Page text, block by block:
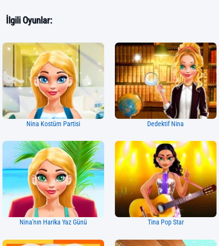
İlgili Oyunlar:
Nina Kostüm Partisi Dedektif Nina
Nina'nın Harika Yaz Günü Tina Pop Star